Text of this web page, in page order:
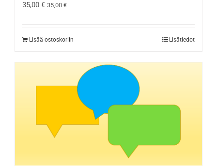
35,00 € 35,00 €
Lisää ostoskoriin Lisätiedot